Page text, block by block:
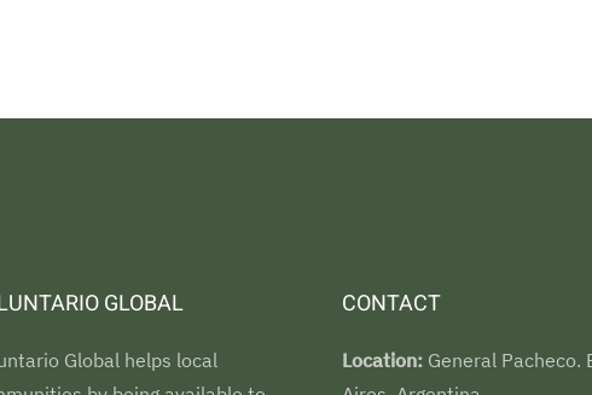
GLOBAL
Global helps local
CONTACT
Location:General Pacheco.